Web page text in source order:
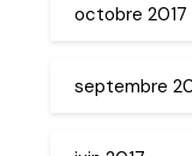
octobre 2017
septembre